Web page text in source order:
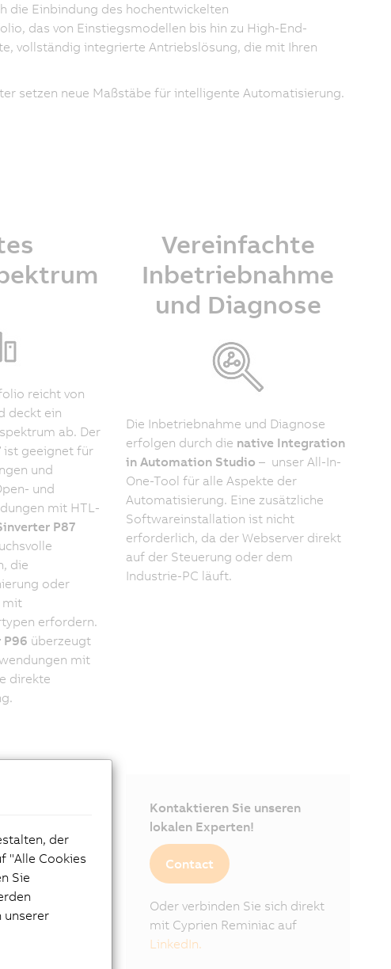
die Einbindung des hochentwickelten
das von Einstiegsmodellen bis hin zu High-End-
vollständig integrierte Antriebslösung, die mit Ihren
setzen neue Maßstäbe für intelligente Automatisierung.
reicht von
deckt ein
ab. Der
ist geeignet für
und
und
mit HTL-
P87
die
oder
mit
erfordern.
P96 überzeugt
mit
direkte
Vereinfachte
Inbetriebnahme
und Diagnose
Die Inbetriebnahme und Diagnose
erfolgen durch die native Integration
in Automation Studio – unser All-In-
One-Tool für alle Aspekte der
Automatisierung. Eine zusätzliche
Softwareinstallation ist nicht
erforderlich, da der Webserver direkt
auf der Steuerung oder dem
Industrie-PC läuft.
Kontaktieren Sie unseren
lokalen Experten!
Contact
Oder verbinden Sie sich direkt
mit Cyprien Reminiac auf
LinkedIn.
der
"Alle Cookies
Sie
unserer